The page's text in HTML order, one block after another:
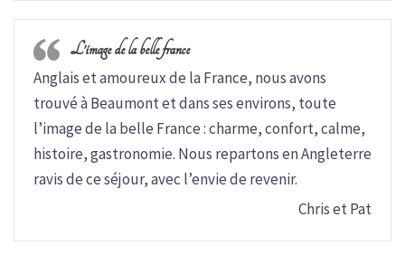
L’image de la belle france
Anglais et amoureux de la France, nous avons
trouvé à Beaumont et dans ses environs, toute
l’image de la belle France : charme, confort, calme,
histoire, gastronomie. Nous repartons en Angleterre
ravis de ce séjour, avec l’envie de revenir.
Chris et Pat